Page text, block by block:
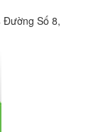
Đường Số 8,